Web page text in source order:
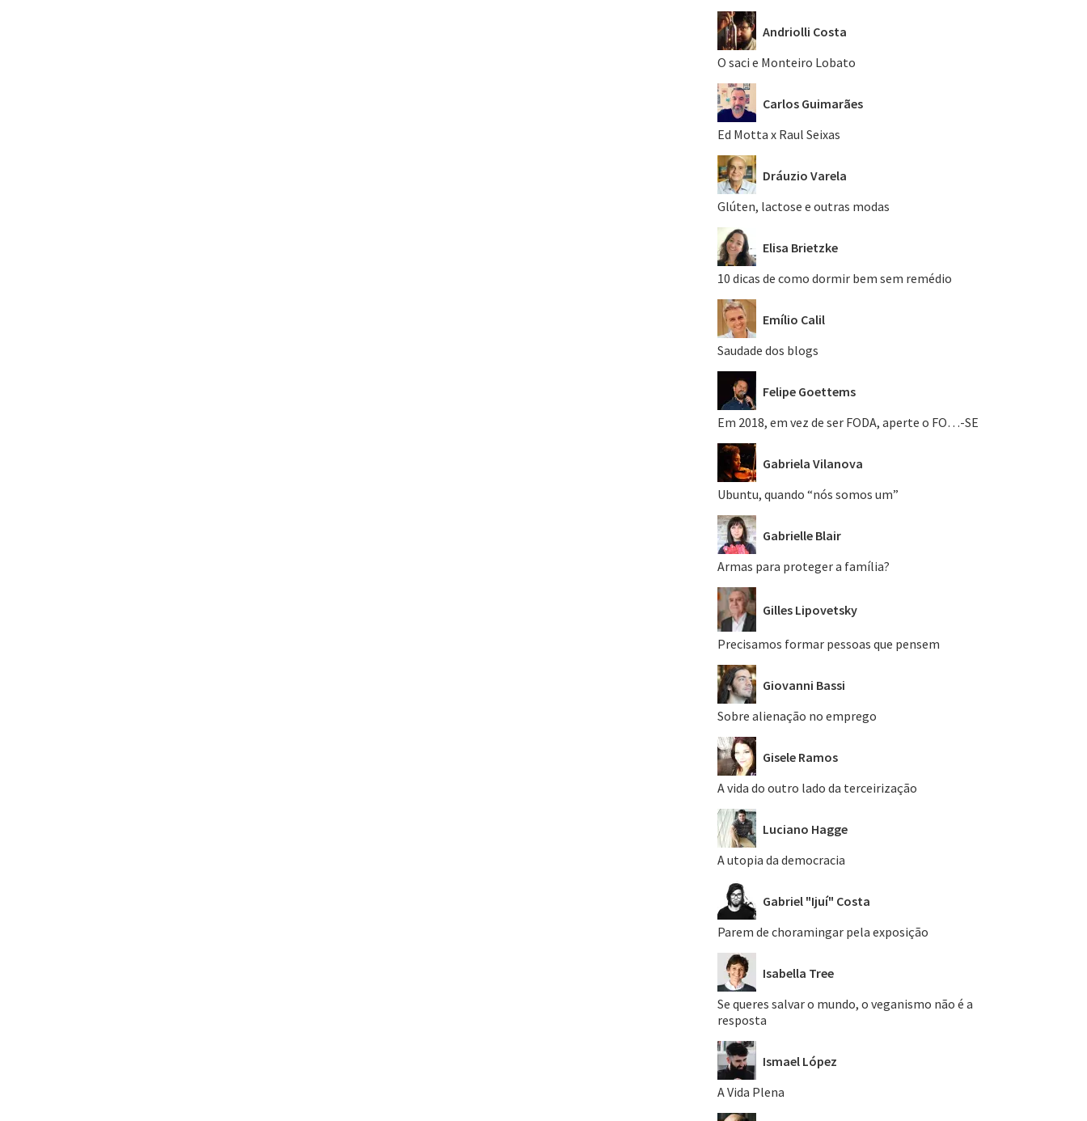
Andriolli Costa
O saci e Monteiro Lobato
Carlos Guimarães
Ed Motta x Raul Seixas
Dráuzio Varela
Glúten, lactose e outras modas
Elisa Brietzke
10 dicas de como dormir bem sem remédio
Emílio Calil
Saudade dos blogs
Felipe Goettems
Em 2018, em vez de ser FODA, aperte o FO…-SE
Gabriela Vilanova
Ubuntu, quando “nós somos um”
Gabrielle Blair
Armas para proteger a família?
Gilles Lipovetsky
Precisamos formar pessoas que pensem
Giovanni Bassi
Sobre alienação no emprego
Gisele Ramos
A vida do outro lado da terceirização
Luciano Hagge
A utopia da democracia
Gabriel "Ijuí" Costa
Parem de choramingar pela exposição
Isabella Tree
Se queres salvar o mundo, o veganismo não é a
resposta
Ismael López
A Vida Plena